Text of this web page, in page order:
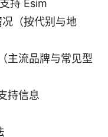
持 Esim
（按代别与地
主流品牌与常见型
持信息